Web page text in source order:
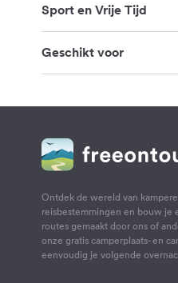
Sport en Vrije Tijd
Geschikt voor
Ontdek de wereld van
reisbestemmingen en bouw je
routes gemaakt door ons of
onze gratis camperplaats- en
eenvoudig je volgende